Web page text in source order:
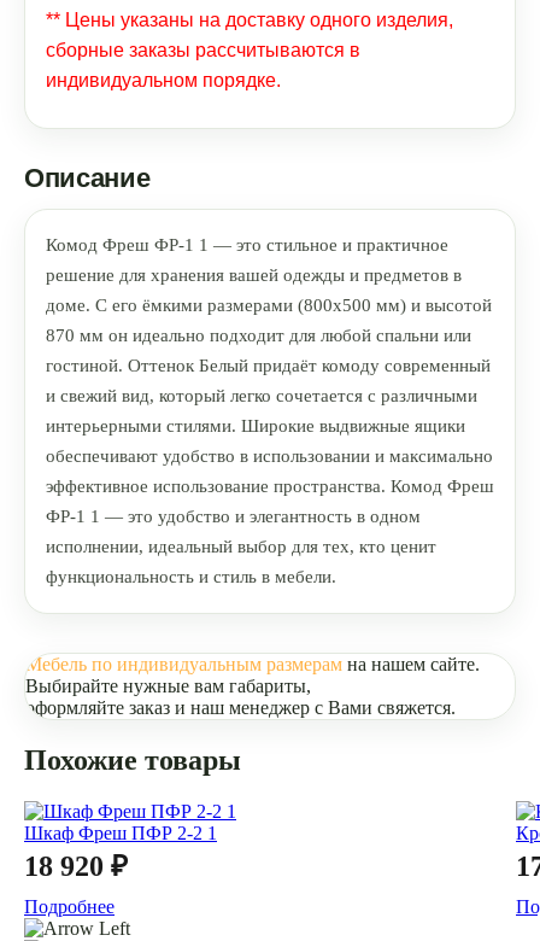
** Цены указаны на доставку одного изделия,
сборные заказы рассчитываются в
индивидуальном порядке.
Описание
Комод Фреш ФР-1 1 — это стильное и практичное
решение для хранения вашей одежды и предметов в
доме. С его ёмкими размерами (800x500 мм) и высотой
870 мм он идеально подходит для любой спальни или
гостиной. Оттенок Белый придаёт комоду современный
и свежий вид, который легко сочетается с различными
интерьерными стилями. Широкие выдвижные ящики
обеспечивают удобство в использовании и максимально
эффективное использование пространства. Комод Фреш
ФР-1 1 — это удобство и элегантность в одном
исполнении, идеальный выбор для тех, кто ценит
функциональность и стиль в мебели.
Мебель по индивидуальным размерам на нашем сайте.
Выбирайте нужные вам габариты,
оформляйте заказ и наш менеджер с Вами свяжется.
Похожие товары
Шкаф Фреш ПФР 2-2 1
18 920 ₽
Подробнее